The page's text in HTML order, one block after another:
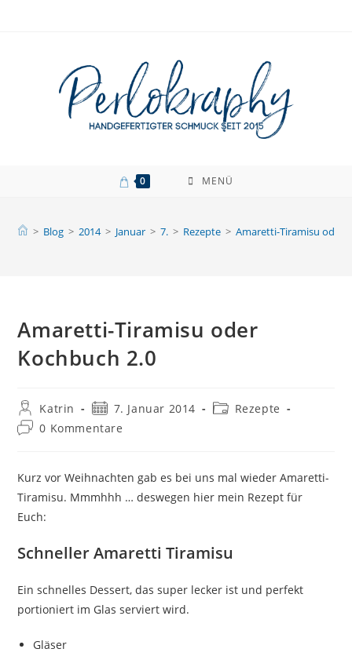
0 MENÜ
> Blog > 2014 > Januar > 7. > Rezepte > Amaretti-Tiramisu oder
Amaretti-Tiramisu oder
Kochbuch 2.0
Beitrags-
Autor:
Katrin
Beitrag
veröffentlicht:
7. Januar 2014
Beitrags-
Rezepte
Beitrags-
0 Kommentare
Kurz vor Weihnachten gab es bei uns mal wieder Amaretti-
Tiramisu. Mmmhhh … deswegen hier mein Rezept für
Euch:
Schneller Amaretti Tiramisu
Ein schnelles Dessert, das super lecker ist und perfekt
portioniert im Glas serviert wird.
Gläser